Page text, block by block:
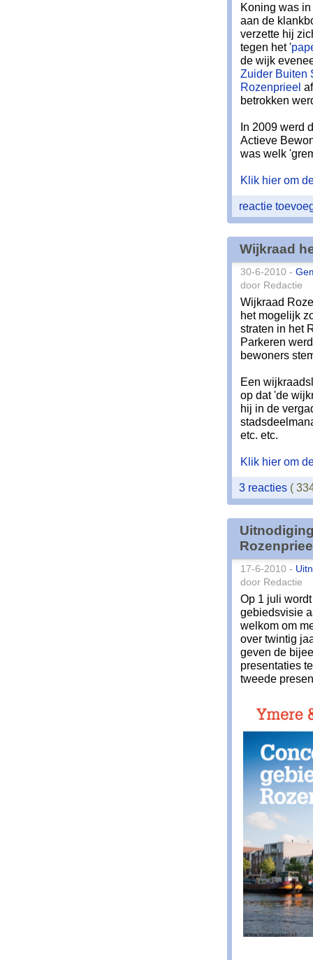
Koning was
aan de
verzette hij
tegen het '
de wijk
Zuider Buiten
Rozenprieel
betrokken
In 2009 werd
Actieve
was welk
Klik hier om
reactie
Wijkraad
30-6-2010 -
door Redactie
Wijkraad
het mogelijk
straten in het
Parkeren
bewoners
Een
op dat 'de
hij in de
etc. etc.
Klik hier om
3 reacties (
17-6-2010 -
door Redactie
Op 1 juli
gebiedsvisie
welkom om
over twintig
geven de
presentaties
tweede